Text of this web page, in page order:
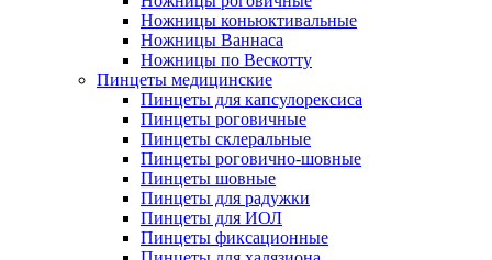
Ножницы коньюктивальные
Ножницы Ваннаса
Ножницы по Вескотту
Пинцеты медицинские
Пинцеты для капсулорексиса
Пинцеты роговичные
Пинцеты склеральные
Пинцеты роговично-шовные
Пинцеты шовные
Пинцеты для радужки
Пинцеты для ИОЛ
Пинцеты фиксационные